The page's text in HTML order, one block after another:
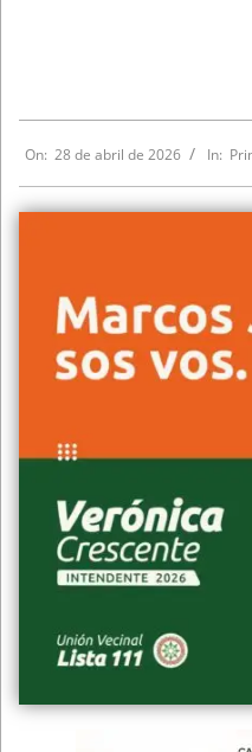
On: 28 de abril de 2026 In: